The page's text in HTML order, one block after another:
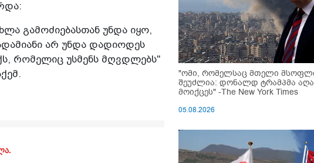
გამოძიებასთან უნდა იყო,
არ უნდა დადიოდეს
რომელიც უსმენს მღვდლებს"
"ომი, რომელსაც მთელი
შეუძლია: დონალდ ტრამპმა
მოიქცეს" -The New York Times
05.08.2026